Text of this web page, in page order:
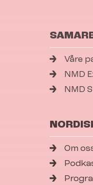
Våre
NMD
NMD
Om